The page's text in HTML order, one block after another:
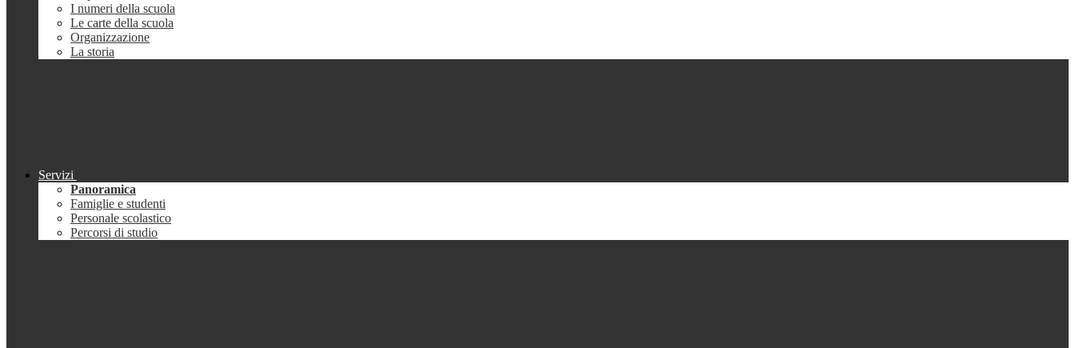
I numeri della scuola
Le carte della scuola
Organizzazione
La storia
Servizi
Panoramica
Famiglie e studenti
Personale scolastico
Percorsi di studio